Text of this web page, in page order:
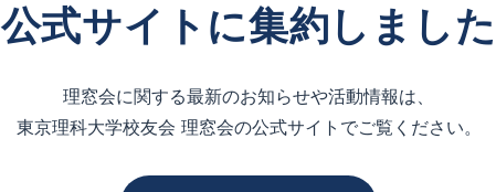
公式サイトに集約しました
理窓会に関する最新のお知らせや活動情報は、
東京理科大学校友会 理窓会の公式サイトでご覧ください。